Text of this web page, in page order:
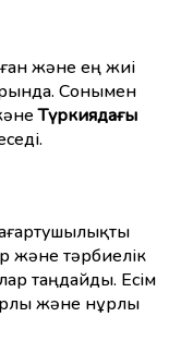
және ең жиі
Сонымен
Түркиядағы
және тәрбиелік
таңдайды. Есім
және нұрлы